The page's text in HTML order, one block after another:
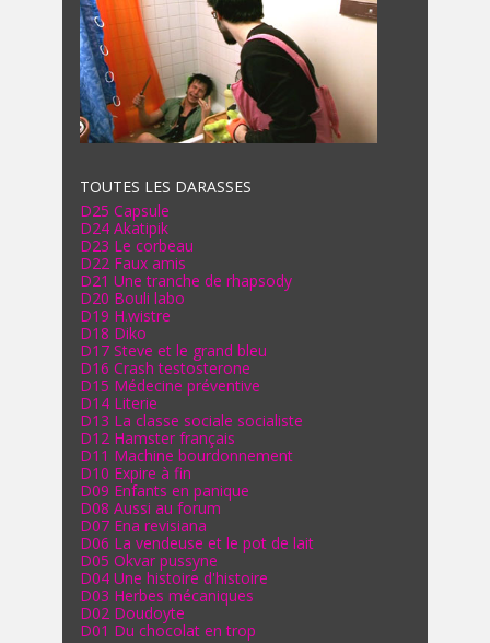
TOUTES LES DARASSES
D25 Capsule
D24 Akatipik
D23 Le corbeau
D22 Faux amis
D21 Une tranche de rhapsody
D20 Bouli labo
D19 H.wistre
D18 Diko
D17 Steve et le grand bleu
D16 Crash testosterone
D15 Médecine préventive
D14 Literie
D13 La classe sociale socialiste
D12 Hamster français
D11 Machine bourdonnement
D10 Expire à fin
D09 Enfants en panique
D08 Aussi au forum
D07 Ena revisiana
D06 La vendeuse et le pot de lait
D05 Okvar pussyne
D04 Une histoire d'histoire
D03 Herbes mécaniques
D02 Doudoyte
D01 Du chocolat en trop